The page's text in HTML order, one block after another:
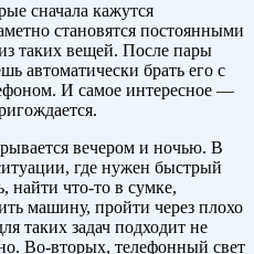
сначала кажутся
становятся постоянными
таких вещей. После пары
автоматически брать его с
И самое интересное —
вечером и ночью. В
где нужен быстрый
найти что-то в сумке,
машину, пройти через плохо
таких задач подходит не
Во-вторых, телефонный свет